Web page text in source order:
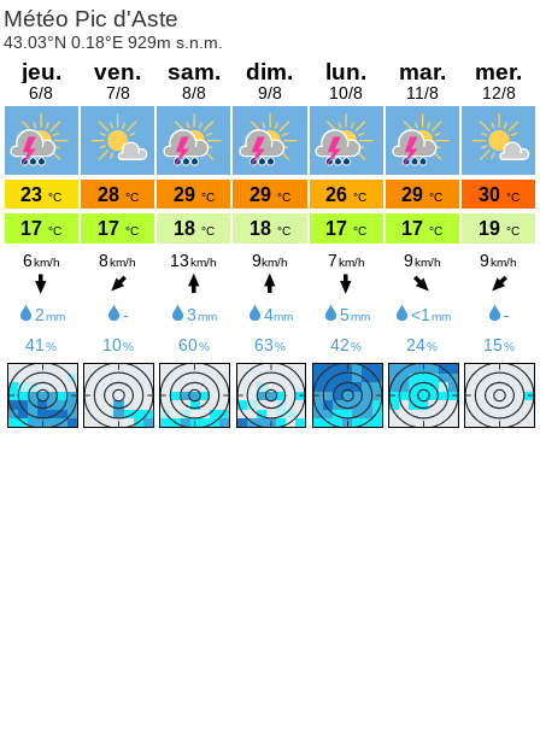
Météo Pic d'Aste
43.03°N 0.18°E 929m s.n.m.
jeu.
6/8
23 °C
17 °C
6km/h
2mm
41 %
ven.
7/8
28 °C
17 °C
8km/h
-
10%
sam.
8/8
29 °C
18 °C
13 km/h
3 mm
60%
dim.
9/8
29 °C
18 °C
9km/h
4mm
63%
lun.
10/8
26 °C
17 °C
7km/h
5mm
42%
mar.
11/8
29 °C
17 °C
9km/h
<1 mm
24%
mer.
12/8
30 °C
19 °C
9km/h
-
15%